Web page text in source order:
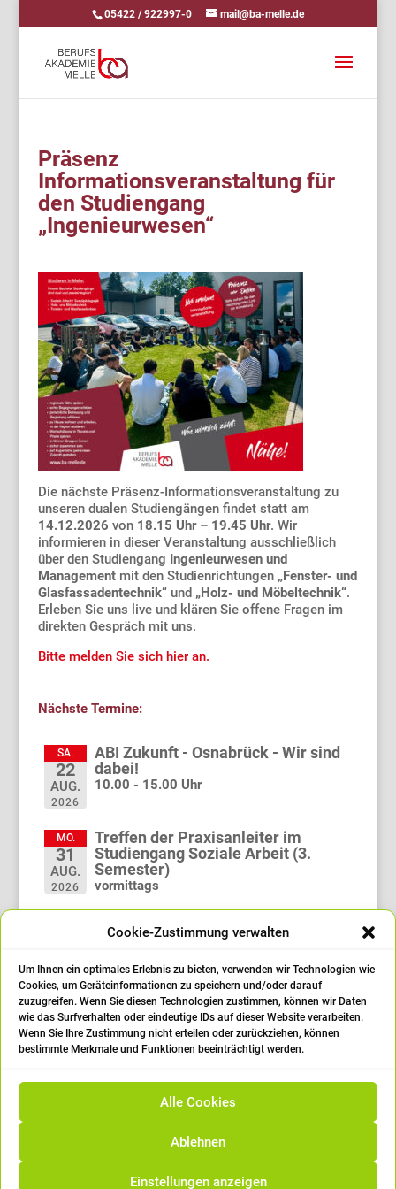
Cookie-Zustimmung verwalten
Um Ihnen ein optimales Erlebnis zu bieten, verwenden wir Technologien wie
Cookies, um Geräteinformationen zu speichern und/oder darauf
zuzugreifen. Wenn Sie diesen Technologien zustimmen, können wir Daten
wie das Surfverhalten oder eindeutige IDs auf dieser Website verarbeiten.
Wenn Sie Ihre Zustimmung nicht erteilen oder zurückziehen, können
bestimmte Merkmale und Funktionen beeinträchtigt werden.
Alle Cookies
Ablehnen
Einstellungen anzeigen
05422 / 922997-0 mail@ba-melle.de
Präsenz
Informationsveranstaltung für
den Studiengang
„Ingenieurwesen“
Die nächste Präsenz-Informationsveranstaltung zu
unseren dualen Studiengängen findet statt am
14.12.2026 von 18.15 Uhr – 19.45 Uhr. Wir
informieren in dieser Veranstaltung ausschließlich
über den Studiengang Ingenieurwesen und
Management mit den Studienrichtungen„Fenster- und
Glasfassadentechnik“ und„Holz- und Möbeltechnik“.
Erleben Sie uns live und klären Sie offene Fragen im
direkten Gespräch mit uns.
Bitte melden Sie sich hier an.
Nächste Termine:
SA.
22
AUG.
2026
ABI Zukunft - Osnabrück - Wir sind
dabei!
10.00 - 15.00 Uhr
MO.
31
AUG.
2026
Treffen der Praxisanleiter im
Studiengang Soziale Arbeit (3.
Semester)
vormittags
2026
Treffen der Praxisanleiter im
Studiengang Soziale Arbeit (1.
vormittags
FR.
25
SEP.
Abschlussfeier
14:00 Uhr